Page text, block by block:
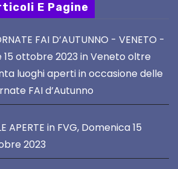
E Pagine
FAI D’AUTUNNO - VENETO -
15 ottobre 2023 in Veneto oltre
luoghi aperti in occasione delle
FAI d’Autunno
APERTE in FVG, Domenica 15
2023